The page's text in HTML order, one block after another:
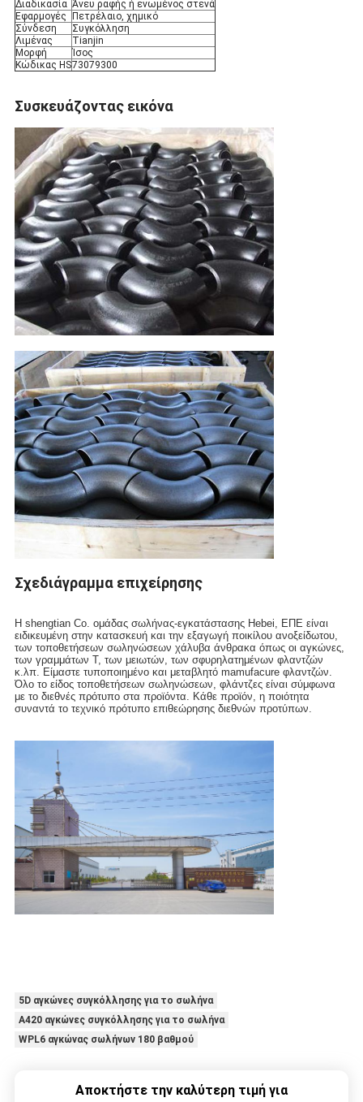
Διαδικασία Άνευ ραφής ή ενωμένος στενά
Εφαρμογές
Πετρέλαιο, χημικό
Σύνδεση
Συγκόλληση
Λιμένας
Tianjin
Μορφή
Ίσος
Κώδικας HS73079300
Συσκευάζοντας εικόνα
Σχεδιάγραμμα επιχείρησης
Η shengtian Co. ομάδας σωλήνας-εγκατάστασης Hebei, ΕΠΕ είναι
ειδικευμένη στην κατασκευή και την εξαγωγή ποικίλου ανοξείδωτου,
των τοποθετήσεων σωληνώσεων χάλυβα άνθρακα όπως οι αγκώνες,
των γραμμάτων Τ, των μειωτών, των σφυρηλατημένων φλαντζών
κ.λπ. Είμαστε τυποποιημένο και μεταβλητό mamufacure φλαντζών.
Όλο το είδος τοποθετήσεων σωληνώσεων, φλάντζες είναι σύμφωνα
με το διεθνές πρότυπο στα προϊόντα. Κάθε προϊόν, η ποιότητα
συναντά το τεχνικό πρότυπο επιθεώρησης διεθνών προτύπων.
5D αγκώνες συγκόλλησης για το σωλήνα
A420 αγκώνες συγκόλλησης για το σωλήνα
WPL6 αγκώνας σωλήνων 180 βαθμού
Αποκτήστε την καλύτερη τιμή για